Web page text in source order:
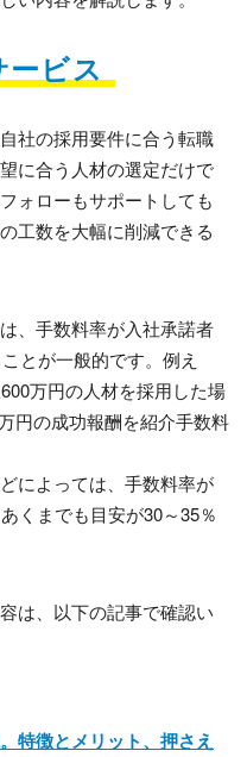
ービス
社の採用要件に合う転職
に合う人材の選定だけで
ォローもサポートしても
工数を大幅に削減できる
、手数料率が入社承諾者
とが一般的です。例え
万円の人材を採用した場
円の成功報酬を紹介手数料
によっては、手数料率が
くまでも目安が30～35％
は、以下の記事で確認い
特徴とメリット、押さえ